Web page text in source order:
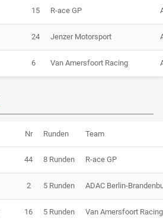
15 R-ace GP
24 Jenzer Motorsport
6 Van Amersfoort Racing
Nr Runden Team
44 8 Runden R-ace GP
2 5 Runden ADAC Berlin-
16 5 Runden Van Amersfoort Racing